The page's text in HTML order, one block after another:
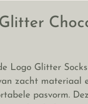
Logo Glitter
zacht materiaal
pasvorm.